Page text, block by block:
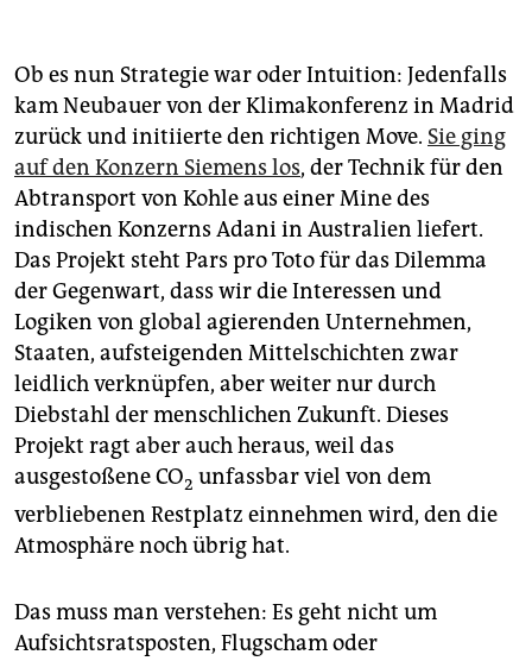
Ob es nun Strategie war oder Intuition: Jedenfalls
kam Neubauer von der Klimakonferenz in Madrid
zurück und initiierte den richtigen Move. Sie ging
auf den Konzern Siemens los, der Technik für den
Abtransport von Kohle aus einer Mine des
indischen Konzerns Adani in Australien liefert.
Das Projekt steht Pars pro Toto für das Dilemma
der Gegenwart, dass wir die Interessen und
Logiken von global agierenden Unternehmen,
Staaten, aufsteigenden Mittelschichten zwar
leidlich verknüpfen, aber weiter nur durch
Diebstahl der menschlichen Zukunft. Dieses
Projekt ragt aber auch heraus, weil das
ausgestoßene CO2 unfassbar viel von dem
verbliebenen Restplatz einnehmen wird, den die
Atmosphäre noch übrig hat.
Das muss man verstehen: Es geht nicht um
Aufsichtsratsposten, Flugscham oder